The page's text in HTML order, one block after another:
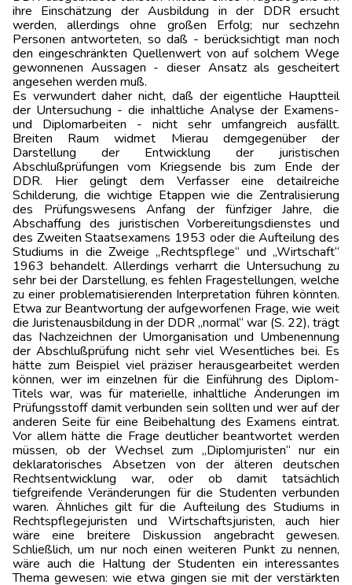
ihre Einschätzung der Ausbildung in der DDR ersucht
werden, allerdings ohne großen Erfolg; nur sechzehn
Personen antworteten, so daß - berücksichtigt man noch
den eingeschränkten Quellenwert von auf solchem Wege
gewonnenen Aussagen - dieser Ansatz als gescheitert
angesehen werden muß.
Es verwundert daher nicht, daß der eigentliche Hauptteil
der Untersuchung - die inhaltliche Analyse der Examens-
und Diplomarbeiten - nicht sehr umfangreich ausfällt.
Breiten Raum widmet Mierau demgegenüber der
Darstellung der Entwicklung der juristischen
Abschlußprüfungen vom Kriegsende bis zum Ende der
DDR. Hier gelingt dem Verfasser eine detailreiche
Schilderung, die wichtige Etappen wie die Zentralisierung
des Prüfungswesens Anfang der fünfziger Jahre, die
Abschaffung des juristischen Vorbereitungsdienstes und
des Zweiten Staatsexamens 1953 oder die Aufteilung des
Studiums in die Zweige „Rechtspflege“ und „Wirtschaft“
1963 behandelt. Allerdings verharrt die Untersuchung zu
sehr bei der Darstellung, es fehlen Fragestellungen, welche
zu einer problematisierenden Interpretation führen könnten.
Etwa zur Beantwortung der aufgeworfenen Frage, wie weit
die Juristenausbildung in der DDR „normal“ war (S. 22), trägt
das Nachzeichnen der Umorganisation und Umbenennung
der Abschlußprüfung nicht sehr viel Wesentliches bei. Es
hätte zum Beispiel viel präziser herausgearbeitet werden
können, wer im einzelnen für die Einführung des Diplom-
Titels war, was für materielle, inhaltliche Änderungen im
Prüfungsstoff damit verbunden sein sollten und wer auf der
anderen Seite für eine Beibehaltung des Examens eintrat.
Vor allem hätte die Frage deutlicher beantwortet werden
müssen, ob der Wechsel zum „Diplomjuristen“ nur ein
deklaratorisches Absetzen von der älteren deutschen
Rechtsentwicklung war, oder ob damit tatsächlich
tiefgreifende Veränderungen für die Studenten verbunden
waren. Ähnliches gilt für die Aufteilung des Studiums in
Rechtspflegejuristen und Wirtschaftsjuristen, auch hier
wäre eine breitere Diskussion angebracht gewesen.
Schließlich, um nur noch einen weiteren Punkt zu nennen,
wäre auch die Haltung der Studenten ein interessantes
Thema gewesen: wie etwa gingen sie mit der verstärkten